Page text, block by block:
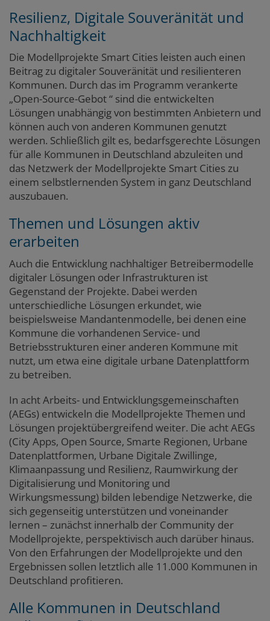
Resilienz, Digitale Souveränität und
Nachhaltigkeit
Die Modellprojekte Smart Cities leisten auch einen
Beitrag zu digitaler Souveränität und resilienteren
Kommunen. Durch das im Programm verankerte
„Open-Source-Gebot “ sind die entwickelten
Lösungen unabhängig von bestimmten Anbietern und
können auch von anderen Kommunen genutzt
werden. Schließlich gilt es, bedarfsgerechte Lösungen
für alle Kommunen in Deutschland abzuleiten und
das Netzwerk der Modellprojekte Smart Cities zu
einem selbstlernenden System in ganz Deutschland
auszubauen.
Themen und Lösungen aktiv
erarbeiten
Auch die Entwicklung nachhaltiger Betreibermodelle
digitaler Lösungen oder Infrastrukturen ist
Gegenstand der Projekte. Dabei werden
unterschiedliche Lösungen erkundet, wie
beispielsweise Mandantenmodelle, bei denen eine
Kommune die vorhandenen Service- und
Betriebsstrukturen einer anderen Kommune mit
nutzt, um etwa eine digitale urbane Datenplattform
zu betreiben.
In acht Arbeits- und Entwicklungsgemeinschaften
(AEGs) entwickeln die Modellprojekte Themen und
Lösungen projektübergreifend weiter. Die acht AEGs
(City Apps, Open Source, Smarte Regionen, Urbane
Datenplattformen, Urbane Digitale Zwillinge,
Klimaanpassung und Resilienz, Raumwirkung der
Digitalisierung und Monitoring und
Wirkungsmessung) bilden lebendige Netzwerke, die
sich gegenseitig unterstützen und voneinander
lernen – zunächst innerhalb der Community der
Modellprojekte, perspektivisch auch darüber hinaus.
Von den Erfahrungen der Modellprojekte und den
Ergebnissen sollen letztlich alle 11.000 Kommunen in
Deutschland profitieren.
Alle Kommunen in Deutschland